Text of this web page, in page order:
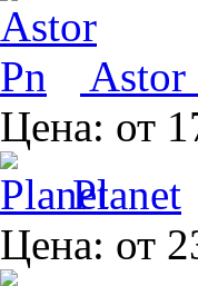
Astor
Цена: от
Planet
Цена: от